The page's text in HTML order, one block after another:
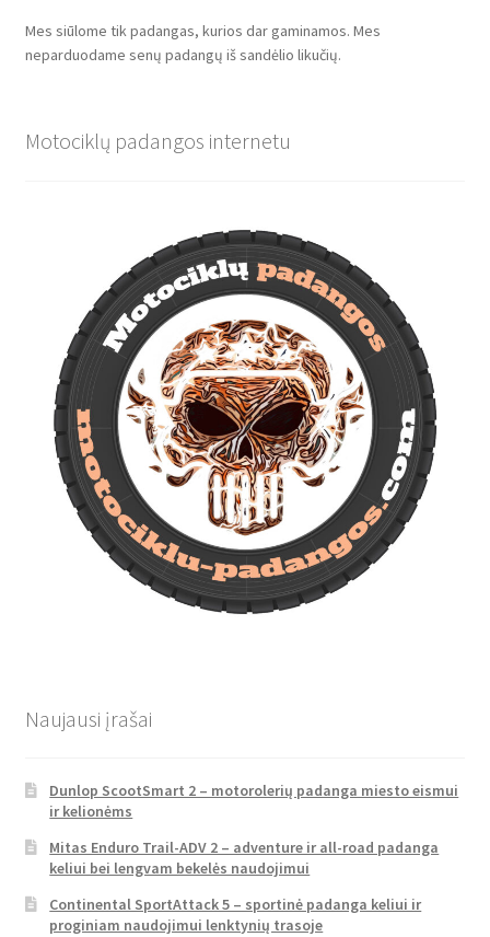
Mes siūlome tik padangas, kurios dar gaminamos. Mes
neparduodame senų padangų iš sandėlio likučių.
Motociklų padangos internetu
Naujausi įrašai
Dunlop ScootSmart 2 – motorolerių padanga miesto eismui
ir kelionėms
Mitas Enduro Trail-ADV 2 – adventure ir all-road padanga
keliui bei lengvam bekelės naudojimui
Continental SportAttack 5 – sportinė padanga keliui ir
proginiam naudojimui lenktynių trasoje